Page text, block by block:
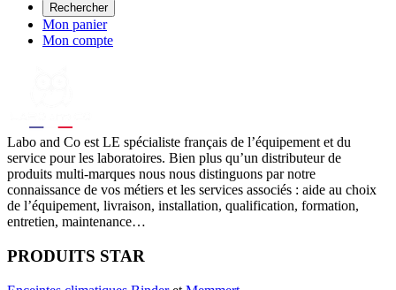
Rechercher
Mon panier
Mon compte
Labo and Co est LE spécialiste français de l’équipement et du
service pour les laboratoires. Bien plus qu’un distributeur de
produits multi-marques nous nous distinguons par notre
connaissance de vos métiers et les services associés : aide au choix
de l’équipement, livraison, installation, qualification, formation,
entretien, maintenance…
PRODUITS STAR